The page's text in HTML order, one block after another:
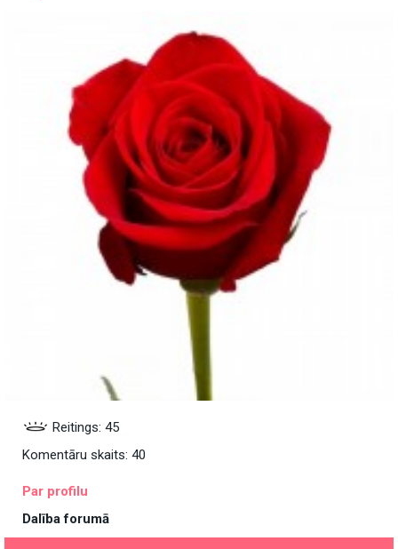
Reitings: 45
Komentāru skaits: 40
Par profilu
Dalība forumā